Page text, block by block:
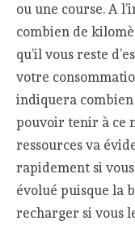
ou une course. A
combien de
qu’il vous reste
votre
indiquera
pouvoir tenir à ce
ressources va
rapidement si vous
évolué puisque la
recharger si vous